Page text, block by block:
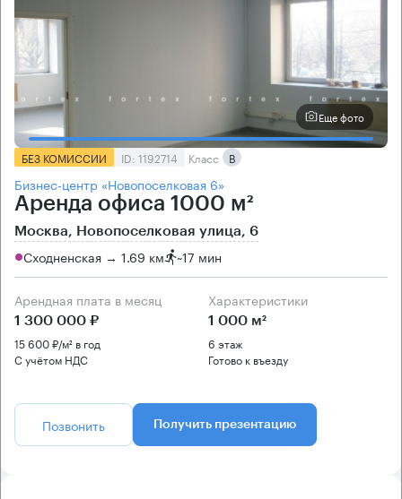
Еще фото
БЕЗ КОМИССИИ ID: 1192714 Класс B
Бизнес-центр «Новопоселковая 6»
Аренда офиса 1000 м²
Москва, Новопоселковая улица, 6
Сходненская → 1.69 км ~17 мин
Арендная плата в месяц
1 300 000 ₽
15 600 ₽/м² в год
С учётом НДС
Характеристики
1 000 м²
6 этаж
Готово к въезду
Позвонить Получить презентацию